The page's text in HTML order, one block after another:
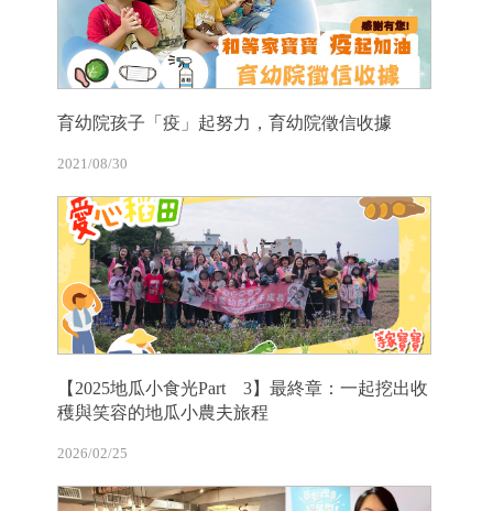
育幼院孩子「疫」起努力，育幼院徵信收據
2021/08/30
【2025地瓜小食光Part 3】最終章：一起挖出收
穫與笑容的地瓜小農夫旅程
2026/02/25